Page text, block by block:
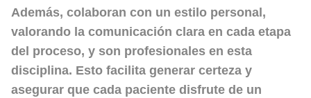
Además, colaboran con un estilo personal,
valorando la comunicación clara en cada etapa
del proceso, y son profesionales en esta
disciplina. Esto facilita generar certeza y
asegurar que cada paciente disfrute de un